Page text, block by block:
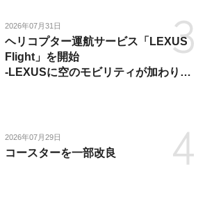
2026年07月31日
ヘリコプター運航サービス「LEXUS
Flight」を開始
-LEXUSに空のモビリティが加わり、
2026年07月29日
コースターを一部改良